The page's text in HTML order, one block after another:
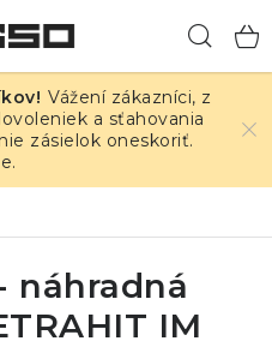
Vážení zákazníci, z
a sťahovania
zásielok oneskoriť.
náhradná
IM